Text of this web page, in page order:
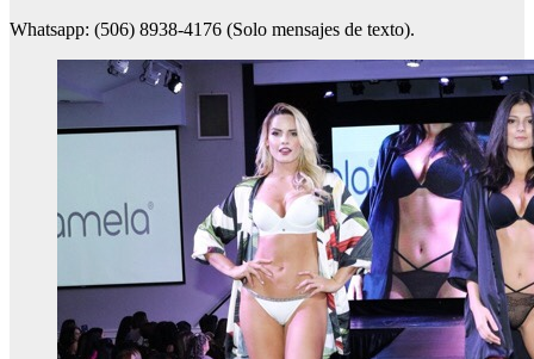
Whatsapp: (506) 8938-4176 (Solo mensajes de texto).